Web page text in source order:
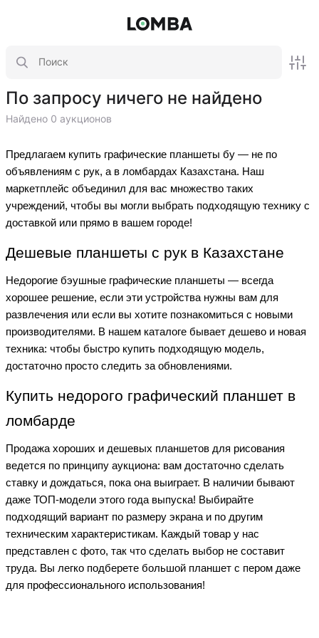
По запросу ничего не найдено
Найдено 0 аукционов
Предлагаем купить графические планшеты бу — не по
объявлениям с рук, а в ломбардах Казахстана. Наш
маркетплейс объединил для вас множество таких
учреждений, чтобы вы могли выбрать подходящую технику с
доставкой или прямо в вашем городе!
Дешевые планшеты с рук в Казахстане
Недорогие бэушные графические планшеты — всегда
хорошее решение, если эти устройства нужны вам для
развлечения или если вы хотите познакомиться с новыми
производителями. В нашем каталоге бывает дешево и новая
техника: чтобы быстро купить подходящую модель,
достаточно просто следить за обновлениями.
Купить недорого графический планшет в
ломбарде
Продажа хороших и дешевых планшетов для рисования
ведется по принципу аукциона: вам достаточно сделать
ставку и дождаться, пока она выиграет. В наличии бывают
даже ТОП-модели этого года выпуска! Выбирайте
подходящий вариант по размеру экрана и по другим
техническим характеристикам. Каждый товар у нас
представлен с фото, так что сделать выбор не составит
труда. Вы легко подберете большой планшет с пером даже
для профессионального использования!